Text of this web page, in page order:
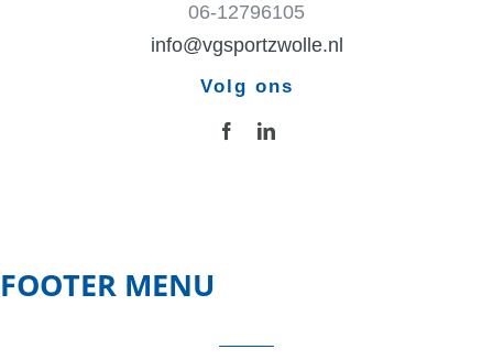
06-12796105
info@vgsportzwolle.nl
Volg ons
FOOTER MENU